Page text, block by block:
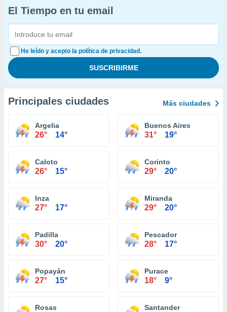
El Tiempo en tu email
He leído y acepto la política de privacidad.
Principales ciudades Más ciudades
Argelia
26° 14°
Buenos Aires
31° 19°
Caloto
26° 15°
Corinto
29° 20°
Inza
27° 17°
Miranda
29° 20°
Padilla
30° 20°
Pescador
28° 17°
Popayán
27° 15°
Purace
18° 9°
Rosas Santander